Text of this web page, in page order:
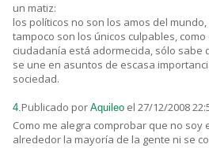
un matiz:
los políticos no son los amos del
tampoco son los únicos culpables, como
ciudadanía está adormecida, sólo sabe
se une en asuntos de escasa
sociedad.
4.Publicado por Aquileo el 27/12/2008
Como me alegra comprobar que no soy
alrededor la mayoría de la gente ni se